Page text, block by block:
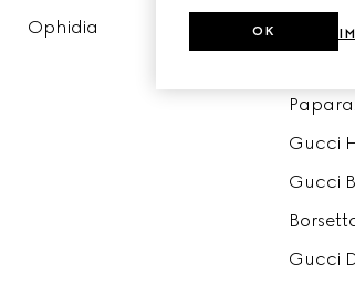
Ophidia
Gucci
Gucci
Gucci
OK